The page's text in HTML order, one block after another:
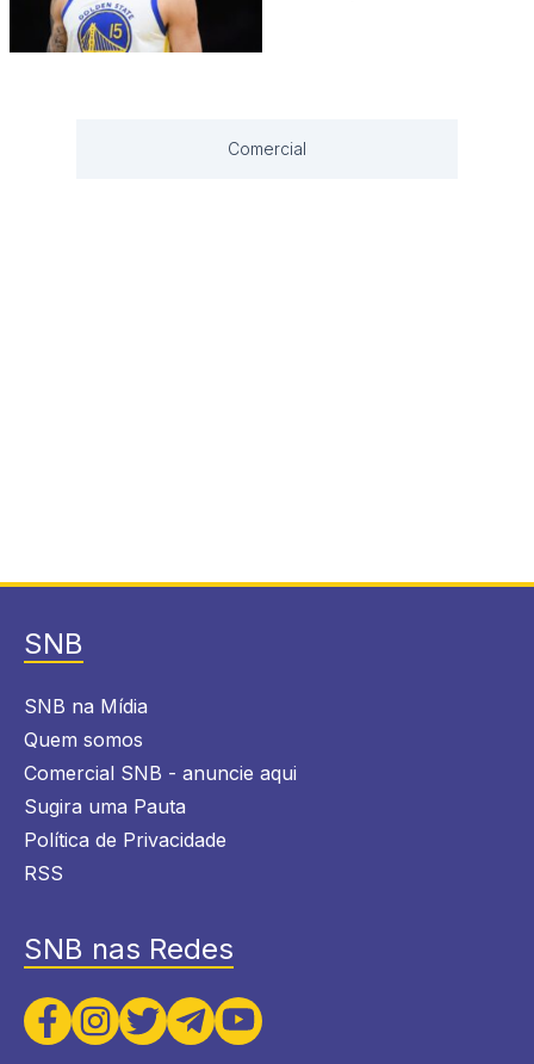
Comercial
SNB
SNB na Mídia
Quem somos
Comercial SNB - anuncie aqui
Sugira uma Pauta
Política de Privacidade
RSS
SNB nas Redes